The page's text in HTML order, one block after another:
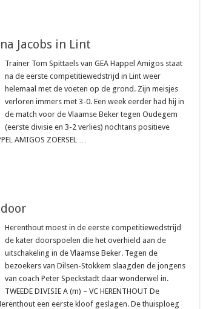
Jacobs in Lint
Trainer Tom Spittaels van GEA Happel Amigos staat
na de eerste competitiewedstrijd in Lint weer
helemaal met de voeten op de grond. Zijn meisjes
verloren immers met 3-0. Een week eerder had hij in
de match voor de Vlaamse Beker tegen Oudegem
(eerste divisie en 3-2 verlies) nochtans positieve
AMIGOS ZOERSEL …
Herenthout moest in de eerste competitiewedstrijd
de kater doorspoelen die het overhield aan de
uitschakeling in de Vlaamse Beker. Tegen de
bezoekers van Dilsen-Stokkem slaagden de jongens
van coach Peter Speckstadt daar wonderwel in.
TWEEDE DIVISIE A (m) – VC HERENTHOUT De
een eerste kloof geslagen. De thuisploeg